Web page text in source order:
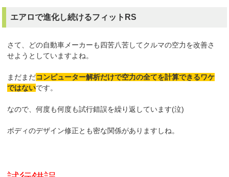
エアロで進化し続けるフィットRS
さて、どの自動車メーカーも四苦八苦してクルマの空力を改善さ
せようとしていますよね。
まだまだコンピューター解析だけで空力の全てを計算できるワケ
ではないです。
なので、何度も何度も試行錯誤を繰り返しています(泣)
ボディのデザイン修正とも密な関係がありますしね。